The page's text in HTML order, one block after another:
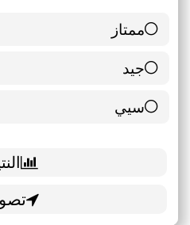
ممتاز
6 ( 85.71 % )
جيد
0 ( 0 % )
سيي
1 ( 14.29 % )